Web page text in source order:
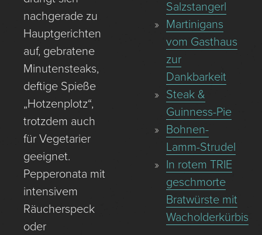
nachgerade zu
Hauptgerichten
auf, gebratene
Minutensteaks,
deftige Spieße
„Hotzenplotz“,
trotzdem auch
für Vegetarier
geeignet.
Pepperonata mit
intensivem
Räucherspeck
oder
Salzstangerl
Martinigans
vom Gasthaus
zur
Dankbarkeit
Steak &
Guinness-Pie
Bohnen-
Lamm-Strudel
In rotem TRIE
geschmorte
Bratwürste mit
Wacholderkürbis